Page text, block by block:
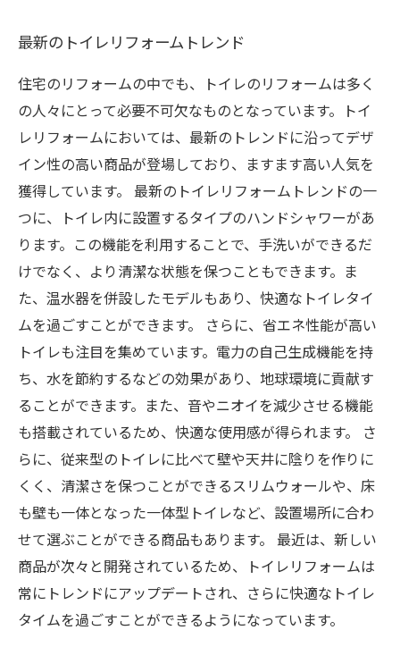
最新のトイレリフォームトレンド
住宅のリフォームの中でも、トイレのリフォームは多く
の人々にとって必要不可欠なものとなっています。トイ
レリフォームにおいては、最新のトレンドに沿ってデザ
イン性の高い商品が登場しており、ますます高い人気を
獲得しています。 最新のトイレリフォームトレンドの一
つに、トイレ内に設置するタイプのハンドシャワーがあ
ります。この機能を利用することで、手洗いができるだ
けでなく、より清潔な状態を保つこともできます。ま
た、温水器を併設したモデルもあり、快適なトイレタイ
ムを過ごすことができます。 さらに、省エネ性能が高い
トイレも注目を集めています。電力の自己生成機能を持
ち、水を節約するなどの効果があり、地球環境に貢献す
ることができます。また、音やニオイを減少させる機能
も搭載されているため、快適な使用感が得られます。 さ
らに、従来型のトイレに比べて壁や天井に陰りを作りに
くく、清潔さを保つことができるスリムウォールや、床
も壁も一体となった一体型トイレなど、設置場所に合わ
せて選ぶことができる商品もあります。 最近は、新しい
商品が次々と開発されているため、トイレリフォームは
常にトレンドにアップデートされ、さらに快適なトイレ
タイムを過ごすことができるようになっています。